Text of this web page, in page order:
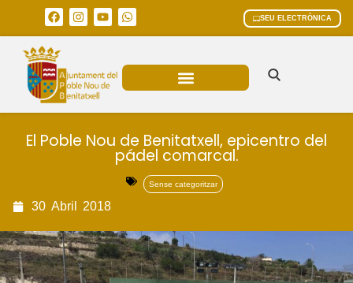
SEU ELECTRÒNICA
El Poble Nou de Benitatxell, epicentro del
pádel comarcal.
Sense categoritzar
30 Abril 2018